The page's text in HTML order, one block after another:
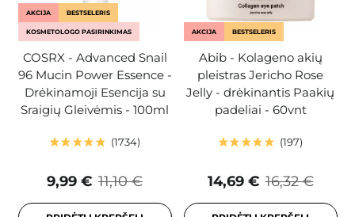
AKCIJA BESTSELERIS
KOSMETOLOGO PASIRINKIMAS
COSRX - Advanced Snail
96 Mucin Power Essence -
Drėkinamoji Esencija su
Sraigių Gleivėmis - 100ml
1734
11,10 €
9,99 €
AKCIJA BESTSELERIS
Abib - Kolageno akių
pleistras Jericho Rose
Jelly - drėkinantis Paakių
padeliai - 60vnt
197
16,32 €
14,69 €